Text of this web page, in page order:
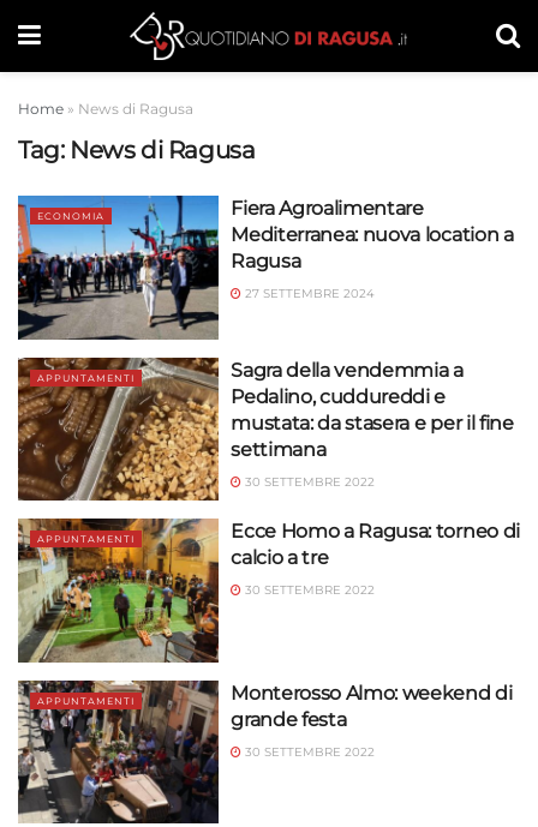
Home » News di Ragusa
Tag: News di Ragusa
ECONOMIA
Fiera Agroalimentare
Mediterranea: nuova location a
Ragusa
27 SETTEMBRE 2024
APPUNTAMENTI
Sagra della vendemmia a
Pedalino, cuddureddi e
mustata: da stasera e per il fine
settimana
30 SETTEMBRE 2022
APPUNTAMENTI
Ecce Homo a Ragusa: torneo di
calcio a tre
30 SETTEMBRE 2022
APPUNTAMENTI
Monterosso Almo: weekend di
grande festa
30 SETTEMBRE 2022